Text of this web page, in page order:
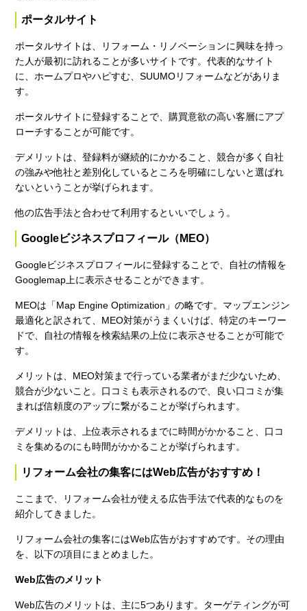
ポータルサイト
ポータルサイトは、リフォーム・リノベーションに興味を持っ
た人が最初に訪れることが多いサイトです。代表的なサイト
に、ホームプロやハピすむ、SUUMOリフォームなどがありま
す。
ポータルサイトに登録することで、購買意欲の高い客層にアプ
ローチすることが可能です。
デメリットは、登録料が継続的にかかること、競合が多く自社
の強みや他社と差別化しているところを明確にしないと選ばれ
ないということが挙げられます。
他の広告手法と合わせて利用するといいでしょう。
Googleビジネスプロフィール（MEO）
Googleビジネスプロフィールに登録することで、自社の情報を
Googlemap上に表示させることができます。
MEOは「Map Engine Optimization」の略です。マップエンジン
最適化と訳されて、MEO対策がうまくいけば、特定のキーワー
ドで、自社の情報を検索結果の上位に表示させることが可能で
す。
メリットは、MEO対策まで行っている業者がまだ少ないため、
競合が少ないこと。口コミも表示されるので、良い口コミが集
まれば信頼度のアップに繋がることが挙げられます。
デメリットは、上位表示されるまでに時間がかかること、口コ
ミを集めるのにも時間がかかることが挙げられます。
リフォーム会社の集客にはWeb広告がおすすめ！
ここまで、リフォーム会社が使える広告手法で代表的なものを
紹介してきました。
リフォーム会社の集客にはWeb広告がおすすめです。その理由
を、以下の項目にまとめました。
Web広告のメリット
Web広告のメリットは、主に5つあります。ターゲティングが可